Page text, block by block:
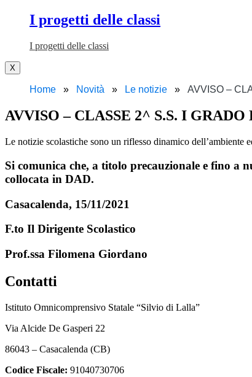
I progetti delle classi
I progetti delle classi
X
Home Novità Le notizie AVVISO –
AVVISO – CLASSE 2^ S.S. I
Le notizie scolastiche sono un riflesso dinamico dell’ambiente
Si comunica che, a titolo precauzionale e fino a
collocata in DAD.
Casacalenda, 15/11/2021
F.to Il Dirigente Scolastico
Prof.ssa Filomena Giordano
Contatti
Istituto Omnicomprensivo Statale “Silvio di Lalla”
Via Alcide De Gasperi 22
86043 – Casacalenda (CB)
Codice Fiscale: 91040730706